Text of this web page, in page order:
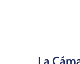
La